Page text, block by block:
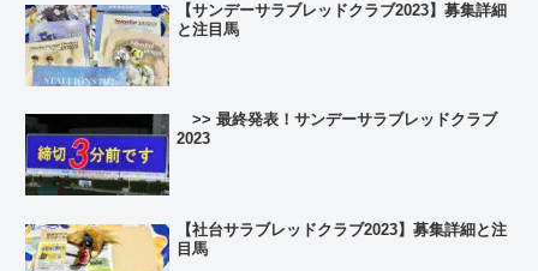
【サンデーサラブレッドクラブ2023】募集詳細
と注目馬
>> 最終発表！サンデーサラブレッドクラブ
2023
【社台サラブレッドクラブ2023】募集詳細と注
目馬